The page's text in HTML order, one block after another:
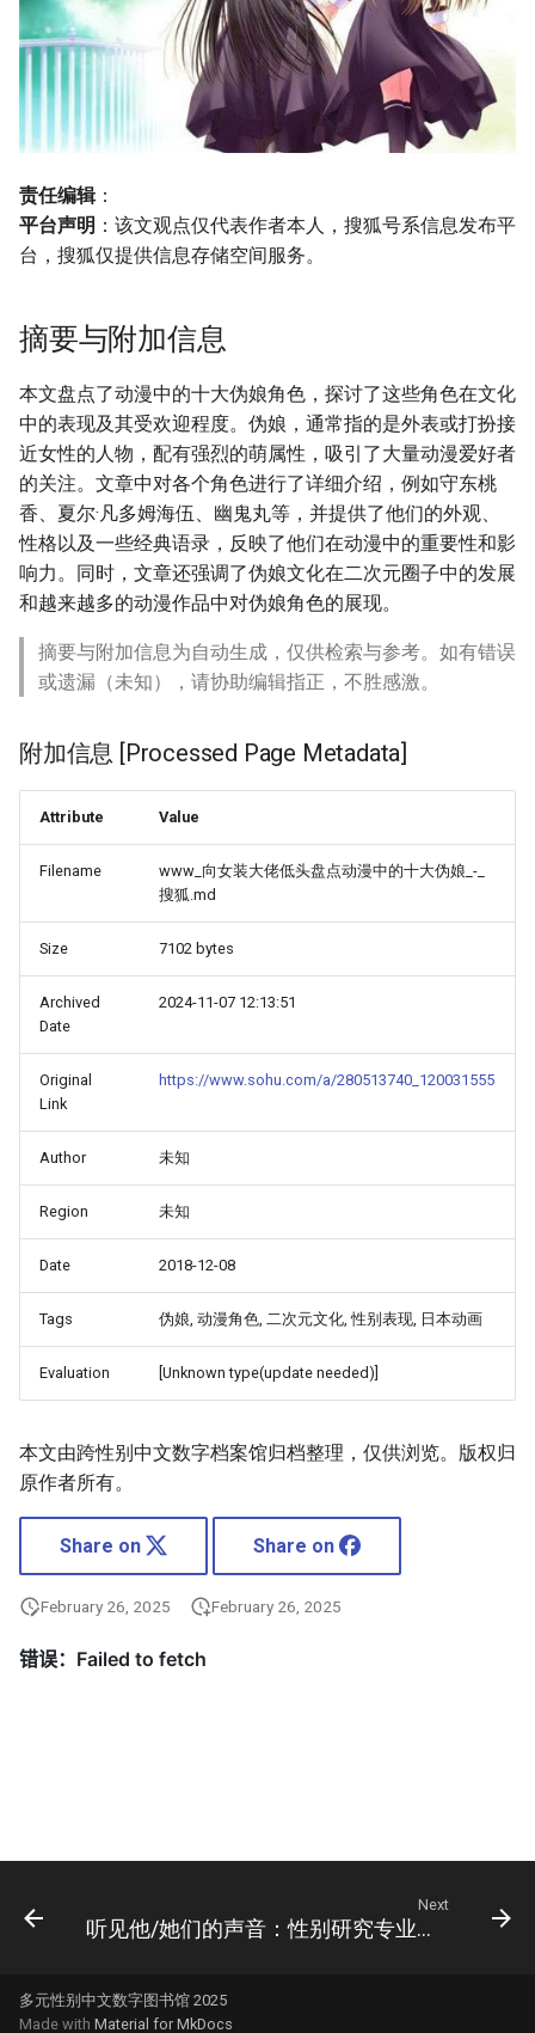
责任编辑：
平台声明 ：该文观点仅代表作者本人，搜狐号系信息发布平
台，搜狐仅提供信息存储空间服务。
摘要与附加信息
本文盘点了动漫中的十大伪娘角色，探讨了这些角色在文化
中的表现及其受欢迎程度。伪娘，通常指的是外表或打扮接
近女性的人物，配有强烈的萌属性，吸引了大量动漫爱好者
的关注。文章中对各个角色进行了详细介绍，例如守东桃
香、夏尔·凡多姆海伍、幽鬼丸等，并提供了他们的外观、
性格以及一些经典语录，反映了他们在动漫中的重要性和影
响力。同时，文章还强调了伪娘文化在二次元圈子中的发展
和越来越多的动漫作品中对伪娘角色的展现。
摘要与附加信息为自动生成，仅供检索与参考。如有错误
或遗漏（未知），请协助编辑指正，不胜感激。
附加信息 [Processed Page Metadata]
Attribute Value
Filename
www_向女装大佬低头盘点动漫中的十大伪娘_-_
搜狐.md
Size 7102 bytes
Archived
Date
2024-11-07 12:13:51
Original
Link
https://www.sohu.com/a/280513740_120031555
Author 未知
Region 未知
Date 2018-12-08
Tags 伪娘, 动漫角色, 二次元文化, 性别表现, 日本动画
Evaluation [Unknown type(update needed)]
本文由跨性别中文数字档案馆归档整理，仅供浏览。版权归
原作者所有。
Share on Share on
February 26, 2025 February 26, 2025
Next
听见他/她们的声音：性别研究专业介绍
多元性别中文数字图书馆 2025
Made with Material for MkDocs